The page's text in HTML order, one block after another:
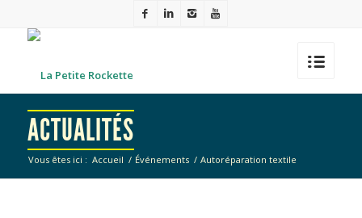
ACTUALITÉS
Vous êtes ici : Accueil / Événements / Autoréparation textile